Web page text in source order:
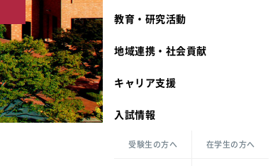
礼拝堂
カリキュラム・ポリシー
倫理憲章
生活文化デザイン学科
奨学金
大学祭
キャンパスメンバーズ
教職センター
教育・研究活動動物実験に関する情報公開
キリスト教文化研究所
生活環境科学研究所
地域連携・社会貢献
カリキュラム・入室方法
キャリア支援
入試情報
受験生の方へ 在学生の方へ